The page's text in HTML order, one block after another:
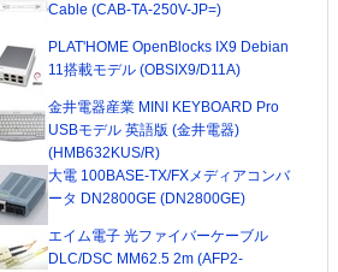
Cable (CAB-TA-250V-JP=)
PLAT'HOME OpenBlocks IX9 Debian
11搭載モデル (OBSIX9/D11A)
金井電器産業 MINI KEYBOARD Pro
USBモデル 英語版 (金井電器)
(HMB632KUS/R)
大電 100BASE-TX/FXメディアコンバ
ータ DN2800GE (DN2800GE)
エイム電子 光ファイバーケーブル
DLC/DSC MM62.5 2m (AFP2-